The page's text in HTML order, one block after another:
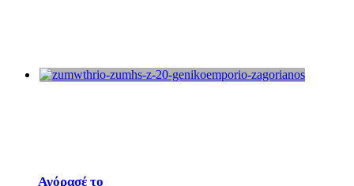
Αγόρασέ το